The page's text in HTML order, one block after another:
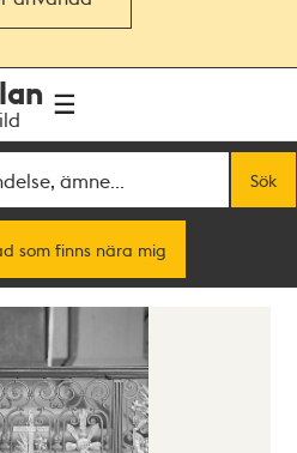
Sök
som finns nära mig